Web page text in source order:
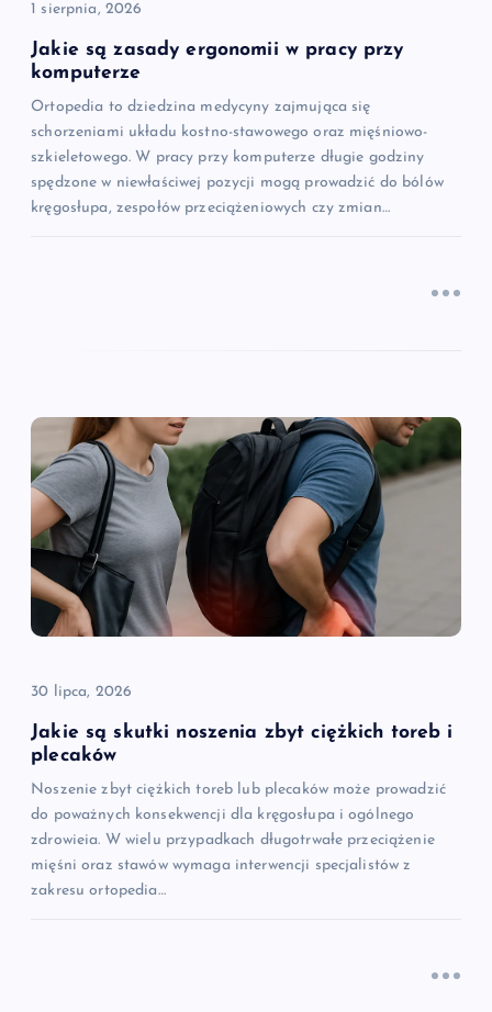
s
u
1 sierpnia, 2026
Jakie są zasady ergonomii w pracy przy
komputerze
Ortopedia to dziedzina medycyny zajmująca się
schorzeniami układu kostno-stawowego oraz mięśniowo-
szkieletowego. W pracy przy komputerze długie godziny
spędzone w niewłaściwej pozycji mogą prowadzić do bólów
kręgosłupa, zespołów przeciążeniowych czy zmian…
30 lipca, 2026
Jakie są skutki noszenia zbyt ciężkich toreb i
plecaków
Noszenie zbyt ciężkich toreb lub plecaków może prowadzić
do poważnych konsekwencji dla kręgosłupa i ogólnego
zdrowieia. W wielu przypadkach długotrwałe przeciążenie
mięśni oraz stawów wymaga interwencji specjalistów z
zakresu ortopedia…